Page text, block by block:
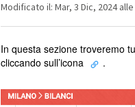
Modificato il: Mar, 3 Dic, 2024 alle
In questa sezione troveremo
cliccando sull’icona
.